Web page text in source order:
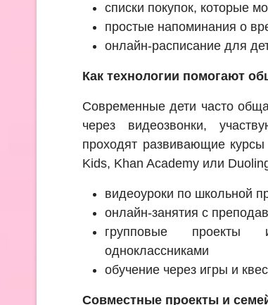
списки покупок, которые
простые напоминания о
онлайн-расписание для
Как технологии помогают
Современные дети часто
через видеозвонки,
проходят развивающие
Kids, Khan Academy или
видеоуроки по школьной
онлайн-занятия с
групповые
одноклассниками
обучение через игры и
Совместные проекты и